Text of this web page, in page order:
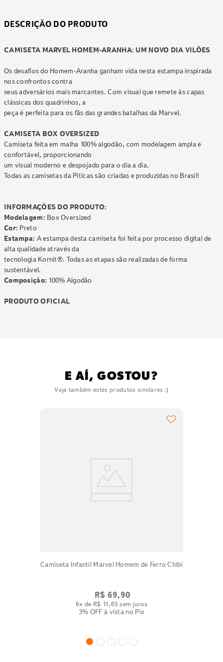
DESCRIÇÃO DO PRODUTO
CAMISETA MARVEL HOMEM-ARANHA: UM NOVO DIA VILÕES
Os desafios do Homem-Aranha ganham vida nesta estampa inspirada
nos confrontos contra
seus adversários mais marcantes. Com visual que remete às capas
clássicas dos quadrinhos, a
peça é perfeita para os fãs das grandes batalhas da Marvel.
CAMISETA BOX OVERSIZED
Camiseta feita em malha 100% algodão, com modelagem ampla e
confortável, proporcionando
um visual moderno e despojado para o dia a dia.
Todas as camisetas da Piticas são criadas e produzidas no Brasil!
INFORMAÇÕES DO PRODUTO:
Modelagem: Box Oversized
Cor: Preto
Estampa: A estampa desta camiseta foi feita por processo digital de
alta qualidade através da
tecnologia Kornit®. Todas as etapas são realizadas de forma
sustentável.
Composição: 100% Algodão
PRODUTO OFICIAL
E AÍ, GOSTOU?
Veja também estes produtos similares :)
Camiseta Infantil Marvel Homem de Ferro Chibi
R$ 69,90
6x de R$ 11 ,65 sem juros
3% OFF à vista no Pix